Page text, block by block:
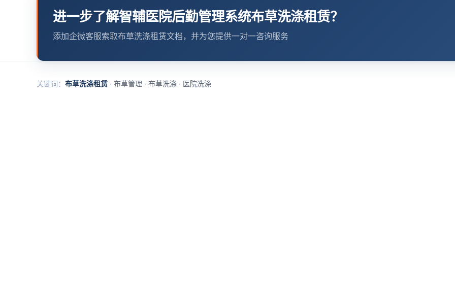
进一步了解智辅医院后勤管理系统布草洗涤租赁？
添加企微客服索取布草洗涤租赁文档，并为您提供一对一咨询服务
关键词： 布草洗涤租赁 · 布草管理 · 布草洗涤 · 医院洗涤